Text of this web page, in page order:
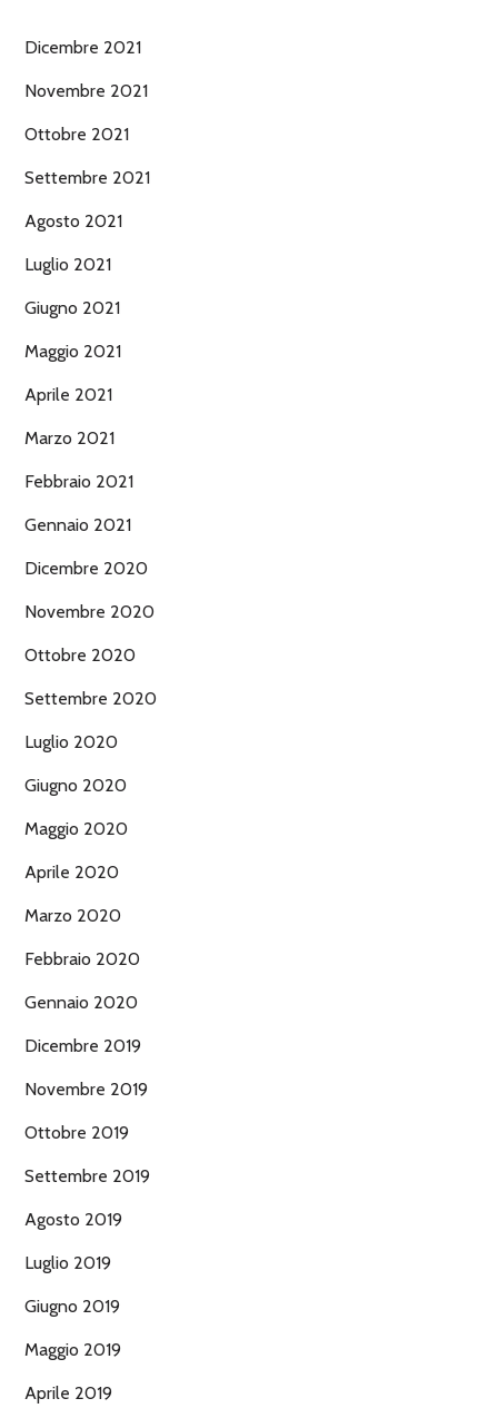
Dicembre 2021
Novembre 2021
Ottobre 2021
Settembre 2021
Agosto 2021
Luglio 2021
Giugno 2021
Maggio 2021
Aprile 2021
Marzo 2021
Febbraio 2021
Gennaio 2021
Dicembre 2020
Novembre 2020
Ottobre 2020
Settembre 2020
Luglio 2020
Giugno 2020
Maggio 2020
Aprile 2020
Marzo 2020
Febbraio 2020
Gennaio 2020
Dicembre 2019
Novembre 2019
Ottobre 2019
Settembre 2019
Agosto 2019
Luglio 2019
Giugno 2019
Maggio 2019
Aprile 2019